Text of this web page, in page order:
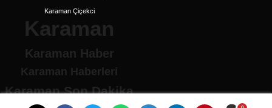
Karaman Çiçekci
Karaman
Karaman Haber
Karaman Haberleri
Karaman Son Dakika